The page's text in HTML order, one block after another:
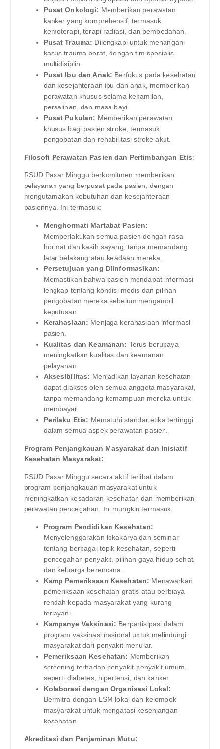
Pusat Onkologi: Memberikan perawatan
kanker yang komprehensif, termasuk
kemoterapi, terapi radiasi, dan pembedahan.
Pusat Trauma: Dilengkapi untuk menangani
kasus trauma berat, dengan tim spesialis
multidisiplin.
Pusat Ibu dan Anak: Berfokus pada kesehatan
dan kesejahteraan ibu dan anak, memberikan
perawatan khusus selama kehamilan,
persalinan, dan masa bayi.
Pusat Pukulan: Memberikan perawatan
khusus bagi pasien stroke, termasuk
pengobatan dan rehabilitasi stroke akut.
Filosofi Perawatan Pasien dan Pertimbangan Etis:
RSUD Pasar Minggu berkomitmen memberikan
pelayanan yang berpusat pada pasien, dengan
mengutamakan kebutuhan dan kesejahteraan
pasiennya. Ini termasuk:
Menghormati Martabat Pasien:
Memperlakukan semua pasien dengan rasa
hormat dan kasih sayang, tanpa memandang
latar belakang atau keadaan mereka.
Persetujuan yang Diinformasikan:
Memastikan bahwa pasien mendapat informasi
lengkap tentang kondisi medis dan pilihan
pengobatan mereka sebelum mengambil
keputusan.
Kerahasiaan: Menjaga kerahasiaan informasi
pasien.
Kualitas dan Keamanan: Terus berupaya
meningkatkan kualitas dan keamanan
pelayanan.
Aksesibilitas: Menjadikan layanan kesehatan
dapat diakses oleh semua anggota masyarakat,
tanpa memandang kemampuan mereka untuk
membayar.
Perilaku Etis: Mematuhi standar etika tertinggi
dalam semua aspek perawatan pasien.
Program Penjangkauan Masyarakat dan Inisiatif
Kesehatan Masyarakat:
RSUD Pasar Minggu secara aktif terlibat dalam
program penjangkauan masyarakat untuk
meningkatkan kesadaran kesehatan dan memberikan
perawatan pencegahan. Ini mungkin termasuk:
Program Pendidikan Kesehatan:
Menyelenggarakan lokakarya dan seminar
tentang berbagai topik kesehatan, seperti
pencegahan penyakit, pilihan gaya hidup sehat,
dan keluarga berencana.
Kamp Pemeriksaan Kesehatan: Menawarkan
pemeriksaan kesehatan gratis atau berbiaya
rendah kepada masyarakat yang kurang
terlayani.
Kampanye Vaksinasi: Berpartisipasi dalam
program vaksinasi nasional untuk melindungi
masyarakat dari penyakit menular.
Pemeriksaan Kesehatan: Memberikan
screening terhadap penyakit-penyakit umum,
seperti diabetes, hipertensi, dan kanker.
Kolaborasi dengan Organisasi Lokal:
Bermitra dengan LSM lokal dan kelompok
masyarakat untuk mengatasi kesenjangan
kesehatan.
Akreditasi dan Penjaminan Mutu: